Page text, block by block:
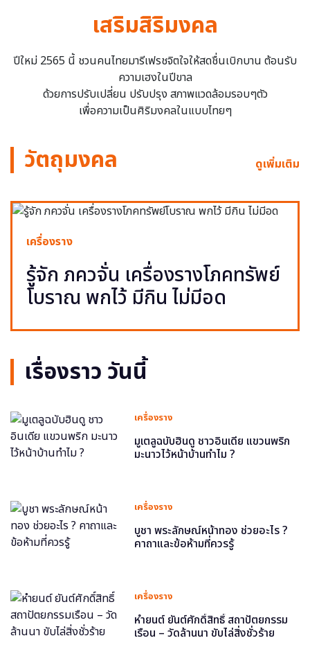
เสริมสิริมงคล
ปีใหม่ 2565 นี้ ชวนคนไทยมารีเฟรชจิตใจให้สดชื่นเบิกบาน ต้อนรับ
ความเฮงในปีขาล
ด้วยการปรับเปลี่ยน ปรับปรุง สภาพแวดล้อมรอบๆตัว
เพื่อความเป็นศิริมงคลในแบบไทยๆ
วัตถุมงคล ดูเพิ่มเติม
เครื่องราง
รู้จัก ภควจั่น เครื่องรางโภคทรัพย์
โบราณ พกไว้ มีกิน ไม่มีอด
เรื่องราว วันนี้
เครื่องราง
มูเตลูฉบับฮินดู ชาวอินเดีย แขวนพริก
มะนาวไว้หน้าบ้านทำไม ?
เครื่องราง
บูชา พระลักษณ์หน้าทอง ช่วยอะไร ?
คาถาและข้อห้ามที่ควรรู้
เครื่องราง
หำยนต์ ยันต์ศักดิ์สิทธิ์ สถาปัตยกรรม
เรือน – วัดล้านนา ขับไล่สิ่งชั่วร้าย